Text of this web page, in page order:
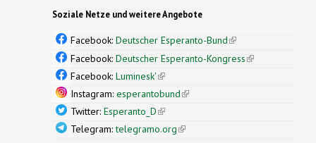
Soziale Netze und weitere Angebote
Facebook: Deutscher Esperanto-Bund(link is
external)
Facebook: Deutscher Esperanto-Kongress(link is
Facebook: Luminesk'(link is external)
Instagram: esperantobund(link is external)
Twitter: Esperanto_D(link is external)
Telegram:telegramo.org(link is external)